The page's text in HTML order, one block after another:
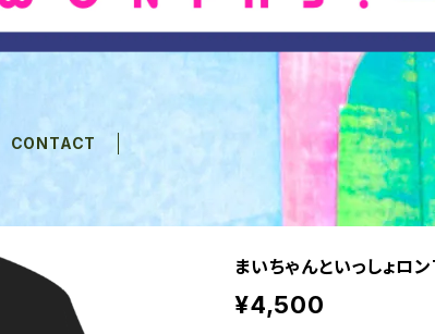
CONTACT
まいちゃんといっしょロ
¥4,500